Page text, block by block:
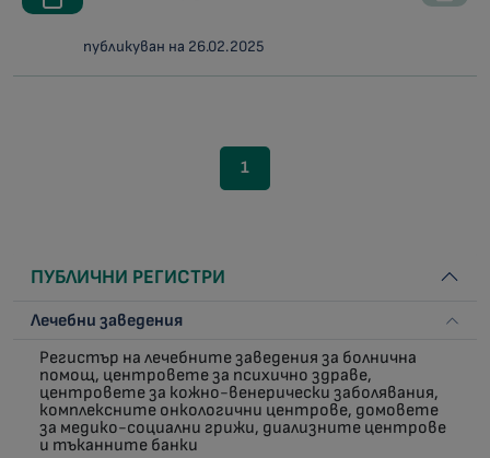
публикуван на 26.02.2025
1
ПУБЛИЧНИ РЕГИСТРИ
Лечебни заведения
Регистър на лечебните заведения за болнична
помощ, центровете за психично здраве,
центровете за кожно-венерически заболявания,
комплексните онкологични центрове, домовете
за медико-социални грижи, диализните центрове
и тъканните банки